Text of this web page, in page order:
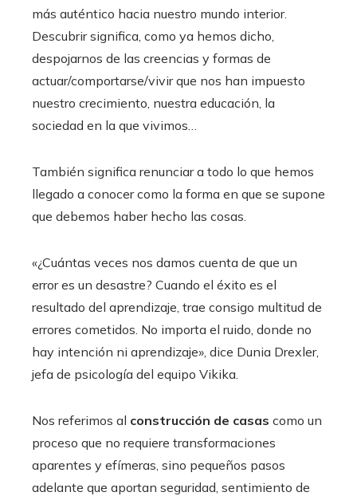
más auténtico hacia nuestro mundo interior.
Descubrir significa, como ya hemos dicho,
despojarnos de las creencias y formas de
actuar/comportarse/vivir que nos han impuesto
nuestro crecimiento, nuestra educación, la
sociedad en la que vivimos…
También significa renunciar a todo lo que hemos
llegado a conocer como la forma en que se supone
que debemos haber hecho las cosas.
«¿Cuántas veces nos damos cuenta de que un
error es un desastre? Cuando el éxito es el
resultado del aprendizaje, trae consigo multitud de
errores cometidos. No importa el ruido, donde no
hay intención ni aprendizaje», dice Dunia Drexler,
jefa de psicología del equipo Vikika.
Nos referimos al construcción de casas como un
proceso que no requiere transformaciones
aparentes y efímeras, sino pequeños pasos
adelante que aportan seguridad, sentimiento de